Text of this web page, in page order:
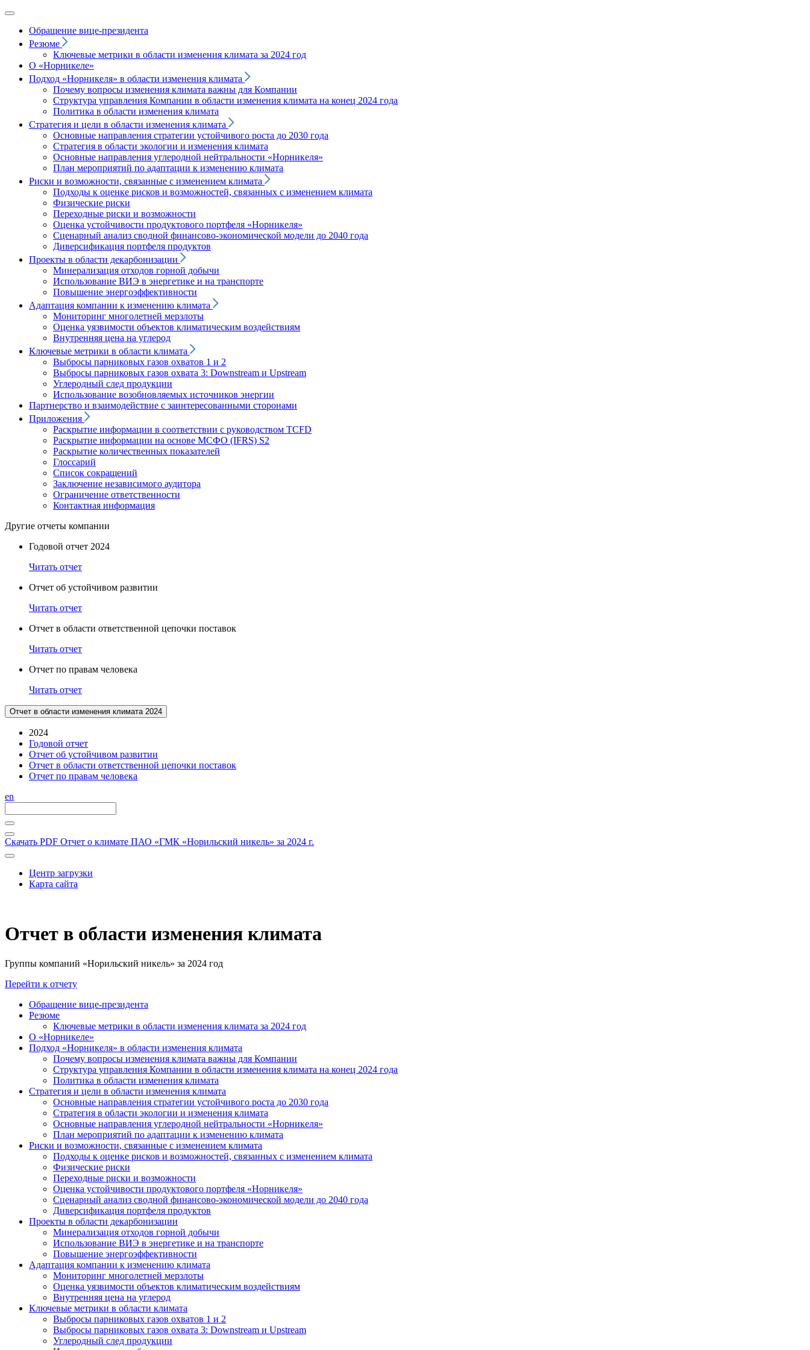
Обращение вице‑президента
Резюме
Ключевые метрики в области изменения климата за 2024 год
О «Норникеле»
Подход «Норникеля» в области изменения климата
Почему вопросы изменения климата важны для Компании
Структура управления Компании в области изменения климата на конец 2024 года
Политика в области изменения климата
Стратегия и цели в области изменения климата
Основные направления стратегии устойчивого роста до 2030 года
Стратегия в области экологии и изменения климата
Основные направления углеродной нейтральности «Норникеля»
План мероприятий по адаптации к изменению климата
Риски и возможности, связанные с изменением климата
Подходы к оценке рисков и возможностей, связанных с изменением климата
Физические риски
Переходные риски и возможности
Оценка устойчивости продуктового портфеля «Норникеля»
Сценарный анализ сводной финансово-экономической модели до 2040 года
Диверсификация портфеля продуктов
Проекты в области декарбонизации
Минерализация отходов горной добычи
Использование ВИЭ в энергетике и на транспорте
Повышение энергоэффективности
Адаптация компании к изменению климата
Мониторинг многолетней мерзлоты
Оценка уязвимости объектов климатическим воздействиям
Внутренняя цена на углерод
Ключевые метрики в области климата
Выбросы парниковых газов охватов 1 и 2
Выбросы парниковых газов охвата 3: Downstream и Upstream
Углеродный след продукции
Использование возобновляемых источников энергии
Партнерство и взаимодействие с заинтересованными сторонами
Приложения
Раскрытие информации в соответствии с руководством TCFD
Раскрытие информации на основе МСФО (IFRS) S2
Раскрытие количественных показателей
Глоссарий
Список сокращений
Заключение независимого аудитора
Ограничение ответственности
Контактная информация
Другие отчеты компании
Годовой отчет 2024
Читать отчет
Отчет об устойчивом развитии
Читать отчет
Отчет в области ответственной цепочки поставок
Читать отчет
Отчет по правам человека
Читать отчет
Отчет в области изменения климата 2024
2024
Годовой отчет
Отчет об устойчивом развитии
Отчет в области ответственной цепочки поставок
Отчет по правам человека
en
Скачать PDF Отчет о климате ПАО «ГМК «Норильский никель» за 2024 г.
Центр загрузки
Карта сайта
Отчет в области изменения климата
Группы компаний «Норильский никель» за 2024 год
Перейти к отчету
Обращение вице-президента
Резюме
Ключевые метрики в области изменения климата за 2024 год
О «Норникеле»
Подход «Норникеля» в области изменения климата
Почему вопросы изменения климата важны для Компании
Структура управления Компании в области изменения климата на конец 2024 года
Политика в области изменения климата
Стратегия и цели в области изменения климата
Основные направления стратегии устойчивого роста до 2030 года
Стратегия в области экологии и изменения климата
Основные направления углеродной нейтральности «Норникеля»
План мероприятий по адаптации к изменению климата
Риски и возможности, связанные с изменением климата
Подходы к оценке рисков и возможностей, связанных с изменением климата
Физические риски
Переходные риски и возможности
Оценка устойчивости продуктового портфеля «Норникеля»
Сценарный анализ сводной финансово-экономической модели до 2040 года
Диверсификация портфеля продуктов
Проекты в области декарбонизации
Минерализация отходов горной добычи
Использование ВИЭ в энергетике и на транспорте
Повышение энергоэффективности
Адаптация компании к изменению климата
Мониторинг многолетней мерзлоты
Оценка уязвимости объектов климатическим воздействиям
Внутренняя цена на углерод
Ключевые метрики в области климата
Выбросы парниковых газов охватов 1 и 2
Выбросы парниковых газов охвата 3: Downstream и Upstream
Углеродный след продукции